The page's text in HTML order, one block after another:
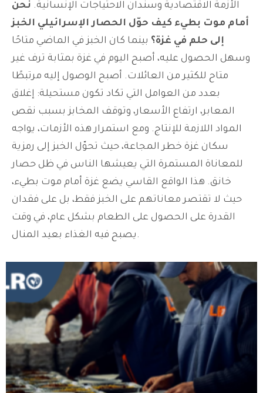
الأزمة الاقتصادية وسندان الاحتياجات الإنسانية. نحن
أمام موت بطيء كيف حوّل الحصار الإسرائيلي الخبز
إلى حلم في غزة؟ بينما كان الخبز في الماضي متاحًا
وسهل الحصول عليه، أصبح اليوم في غزة بمثابة ترف غير
متاح للكثير من العائلات. أصبح الوصول إليه مرتبطًا
بعدد من العوامل التي تكاد تكون مستحيلة: إغلاق
المعابر، ارتفاع الأسعار، وتوقف المخابز بسبب نقص
المواد اللازمة للإنتاج. ومع استمرار هذه الأزمات، يواجه
سكان غزة خطر المجاعة، حيث تحوّل الخبز إلى رمزية
للمعاناة المستمرة التي يعيشها الناس في ظل حصار
خانق. هذا الواقع القاسي يضع غزة أمام موت بطيء،
حيث لا تقتصر معاناتهم على الخبز فقط، بل على فقدان
القدرة على الحصول على الطعام بشكل عام، في وقت
يصبح فيه الغذاء بعيد المنال.